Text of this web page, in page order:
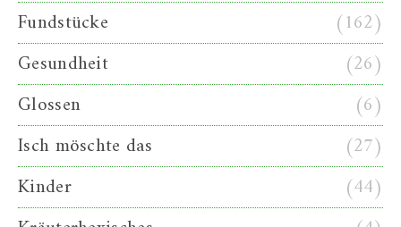
Fundstücke
(162)
Gesundheit
(26)
Glossen
(6)
Isch möschte das
(27)
Kinder
(44)